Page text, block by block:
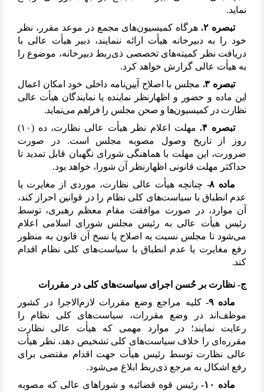
نماید.
تبصره ۲.
هرگاه کمیسیونهای مجمع در موعد مقرر، نظر
خود را به دبیرخانه هیأت ارائه ننمایند، دبیر هیأت عالی با
دریافت نظر کمیتههای تخصصی ذیربط دبیرخانه، موضوع را
به هیأت عالی گزارش خواهد کرد.
تبصره ۳.
مجلس با اصلاح آییننامه داخلی خود امکان اعمال
این ماده و حضور و اظهارنظر نماینده یا نمایندگان هیأت عالی
نظارت در کمیسیونها و صحن مجلس را فراهم مینماید.
تبصره ۴.
مهلت اعلام نظر هیأت عالی نظارت، ده (۱۰)
روز از تاریخ وصول مصوبه مجلس است. در صورت
ضرورت، این مهلت با هماهنگی شورای نگهبان قابل تمدید تا
حداکثر مهلت قانونی اظهارنظر آن شورا، خواهد بود.
ماده ۸-
چنانچه هیأت عالی نظارت، موردی از مغایرت یا
عدم انطباق با سیاستهای کلی نظام را در قوانین احراز کند،
آن موارد، در صورت موافقت مقام معظم رهبری، توسط
رئیس هیأت عالی به رئیس مجلس شورای اسلامی اعلام
میشود تا مجلس نسبت به اصلاح یا نسخ آن قانون به منظور
رفع مغایرت یا عدم انطباق با سیاستهای کلی نظام اقدام
کند.
ج- نظارت بر حُسن اجرای سیاستهای کلی در مقررات
ماده ۹-
کلیه مراجع وضع مقررات لازم الاجرا در کشور
موظف اند در وضع مقررات، سیاستهای کلی نظام را
رعایت نمایند؛ در موارد مهمی که هیأت عالی نظارت
مقرره ای را خلاف سیاستهای کلی تشخیص دهد، نظر هیأت
عالی نظارت توسط رئیس هیأت جهت اقدام مقتضی برای
رفع اشکال به مرجع ذیربط ابلاغ میشود.
ماده ۱۰-
رئیس قوه قضائیه و شوراهای عالی که مصوبه